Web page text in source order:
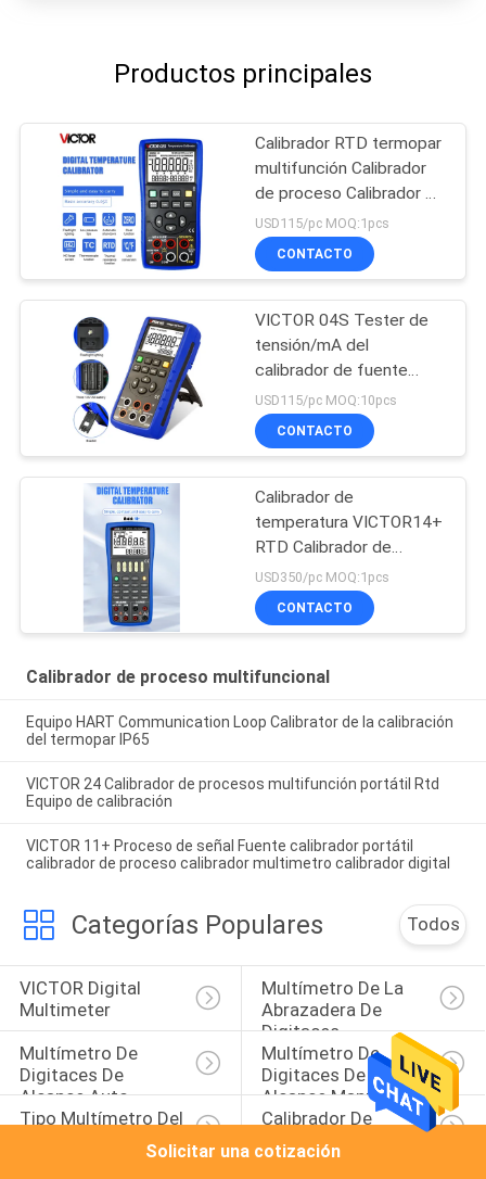
Productos principales
Calibrador RTD termopar
multifunción Calibrador
de proceso Calibrador de
temperatura Tc y
calibrador RTD
USD115/pc MOQ:1pcs
CONTACTO
VICTOR 04S Tester de
tensión/mA del
calibrador de fuente
Simulador de calibrador
de temperatura del
calibrador del transmisor
USD115/pc MOQ:10pcs
CONTACTO
Calibrador de
temperatura VICTOR14+
RTD Calibrador de
procesos de medición
multifunción
USD350/pc MOQ:1pcs
CONTACTO
Calibrador de proceso multifuncional
Equipo HART Communication Loop Calibrator de la calibración
del termopar IP65
VICTOR 24 Calibrador de procesos multifunción portátil Rtd
Equipo de calibración
VICTOR 11+ Proceso de señal Fuente calibrador portátil
calibrador de proceso calibrador multimetro calibrador digital
Categorías Populares Todos
VICTOR Digital
Multimeter
Multímetro De La
Abrazadera De
Digitaces
Multímetro De
Digitaces De
Alcance Auto
Multímetro De
Digitaces De
Alcance Manual
Tipo Multímetro Del
Banco De Digitaces
Calibrador De
Proceso
Multifuncional
Solicitar una cotización